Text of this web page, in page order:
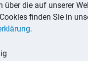
ist wichtig. Diese sollte
umfassende Vorsorge
und Pflegefall,
Die verschiedenen
ihrem Inhalt, ihrem
über die auf unserer
finden Sie in